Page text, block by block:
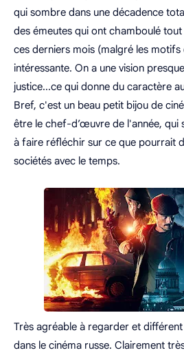
qui sombre dans une décadence
des émeutes qui ont chamboulé
ces derniers mois (malgré les
intéressante. On a une vision
justice...ce qui donne du caractère
Bref, c'est un beau petit bijou de
être le chef-d’œuvre de l'année, qui
à faire réfléchir sur ce que pourrait
sociétés avec le temps.
Très agréable à regarder et
dans le cinéma russe. Clairement